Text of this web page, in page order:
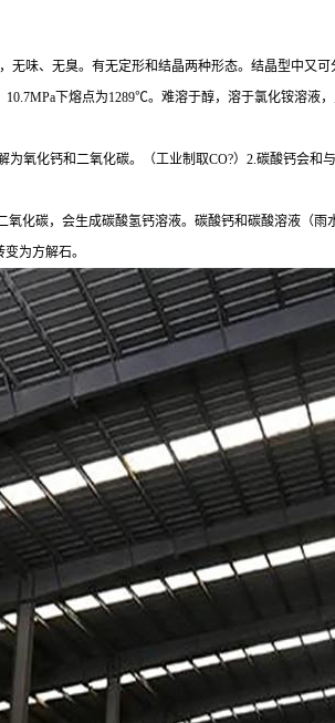
无味、无臭。有无定形和结晶两种形态。结晶型中又
10.7MPa下熔点为1289℃。难溶于醇，溶于氯化铵溶液
为氧化钙和二氧化碳。（工业制取CO?）2.碳酸钙会
氧化碳，会生成碳酸氢钙溶液。碳酸钙和碳酸溶液（
为方解石。